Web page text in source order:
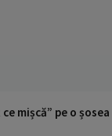
mișcă” pe o